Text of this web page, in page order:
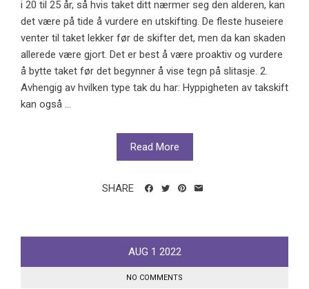
i 20 til 25 år, så hvis taket ditt nærmer seg den alderen, kan
det være på tide å vurdere en utskifting. De fleste huseiere
venter til taket lekker før de skifter det, men da kan skaden
allerede være gjort. Det er best å være proaktiv og vurdere
å bytte taket før det begynner å vise tegn på slitasje. 2.
Avhengig av hvilken type tak du har: Hyppigheten av takskift
kan også ...
Read More
SHARE
AUG 1 2022
NO COMMENTS